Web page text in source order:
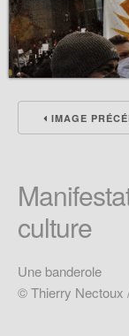
IMAGE
culture
Une banderole
© Thierry Nectoux